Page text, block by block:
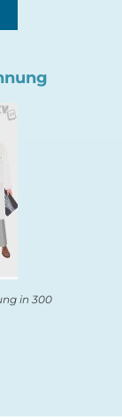
in 300